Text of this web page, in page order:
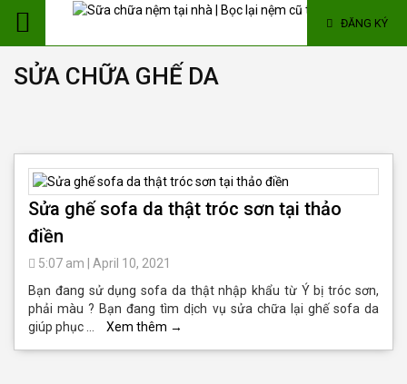
ĐĂNG KÝ
SỬA CHỮA GHẾ DA
Sửa ghế sofa da thật tróc sơn tại thảo
điền
5:07 am
April 10, 2021
Bạn đang sử dụng sofa da thật nhập khẩu từ Ý bị tróc sơn,
phải màu ? Bạn đang tìm dịch vụ sửa chữa lại ghế sofa da
giúp phục …
Xem thêm →